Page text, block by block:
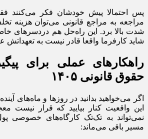
پس احتمالا پیش خودشان فکر می‌کنند
مراجعه به مراجع قانونی می‌توان هزینه
شدت بالا برد. این راه‌حل هم دردسرهای
شاید کارفرما واقعا قادر نیست به تعهداتش
راهکارهای عملی برای
حقوق قانونی ۱۴۰۵
اگر می‌خواهید بدانید در روزها و ماه‌های
این واقعیت کنار بیایید که قرار نیست
نمی‌تواند به تک‌تک کارگاه‌های خصوصی
مسیر باقی می‌ماند: